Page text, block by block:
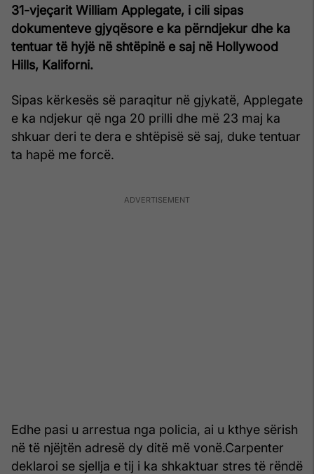
31-vjeçarit William Applegate, i cili sipas
dokumenteve gjyqësore e ka përndjekur dhe ka
tentuar të hyjë në shtëpinë e saj në Hollywood
Hills, Kaliforni.
Sipas kërkesës së paraqitur në gjykatë, Applegate
e ka ndjekur që nga 20 prilli dhe më 23 maj ka
shkuar deri te dera e shtëpisë së saj, duke tentuar
ta hapë me forcë.
Edhe pasi u arrestua nga policia, ai u kthye sërish
në të njëjtën adresë dy ditë më vonë.Carpenter
deklaroi se sjellja e tij i ka shkaktuar stres të rëndë